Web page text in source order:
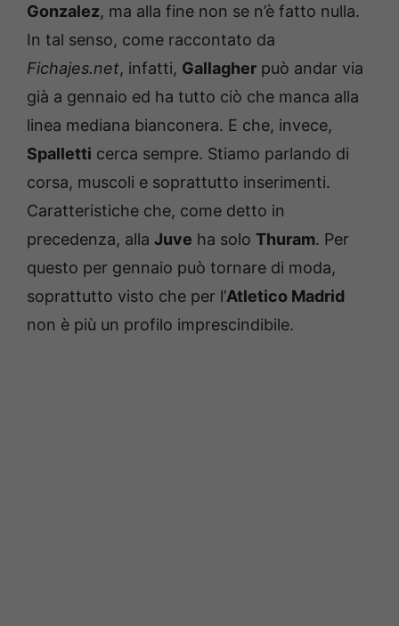
Gonzalez, ma alla fine non se n’è fatto nulla.
In tal senso, come raccontato da
Fichajes.net, infatti, Gallagher può andar via
già a gennaio ed ha tutto ciò che manca alla
linea mediana bianconera. E che, invece,
Spalletti cerca sempre. Stiamo parlando di
corsa, muscoli e soprattutto inserimenti.
Caratteristiche che, come detto in
precedenza, alla Juve ha solo Thuram. Per
questo per gennaio può tornare di moda,
soprattutto visto che per l’Atletico Madrid
non è più un profilo imprescindibile.